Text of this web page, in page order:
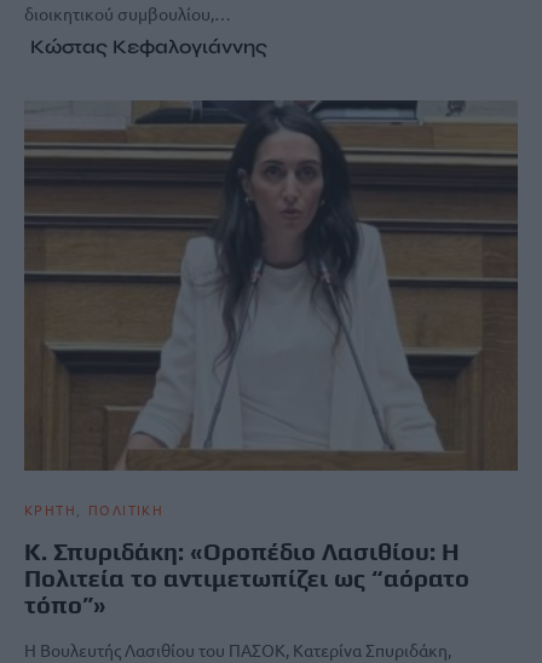
διοικητικού συμβουλίου,…
Κώστας Κεφαλογιάννης
ΚΡΗΤΗ ΠΟΛΙΤΙΚΗ
Κ. Σπυριδάκη: «Οροπέδιο Λασιθίου: Η
Πολιτεία το αντιμετωπίζει ως “αόρατο
τόπο”»
Η Βουλευτής Λασιθίου του ΠΑΣΟΚ, Κατερίνα Σπυριδάκη,